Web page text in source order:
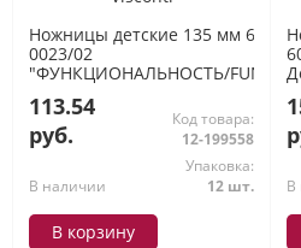
Ножницы детские 135 мм 60-
0023/02
"ФУНКЦИОНАЛЬНОСТЬ/FUNCUT.
возвратный механизм Bruno
Visconti
113.54
руб.
Код товара:
12-199558
В наличии
Упаковка:
12 шт.
В корзину
В